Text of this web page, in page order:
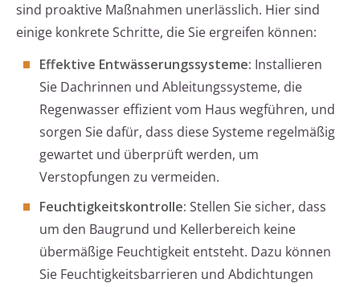
sind proaktive Maßnahmen unerlässlich. Hier sind
einige konkrete Schritte, die Sie ergreifen können:
Effektive Entwässerungssysteme: Installieren
Sie Dachrinnen und Ableitungssysteme, die
Regenwasser effizient vom Haus wegführen, und
sorgen Sie dafür, dass diese Systeme regelmäßig
gewartet und überprüft werden, um
Verstopfungen zu vermeiden.
Feuchtigkeitskontrolle: Stellen Sie sicher, dass
um den Baugrund und Kellerbereich keine
übermäßige Feuchtigkeit entsteht. Dazu können
Sie Feuchtigkeitsbarrieren und Abdichtungen